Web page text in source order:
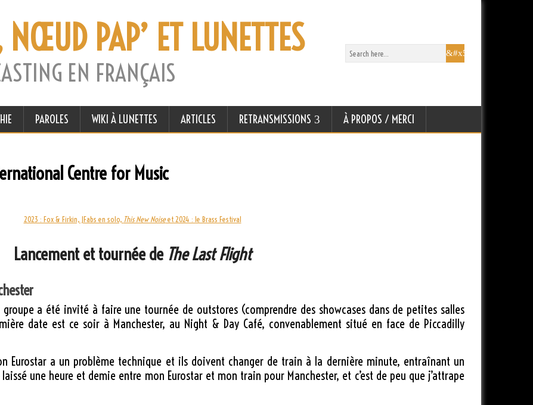
NŒUD PAP’ ET LUNETTES
EN FRANÇAIS
PAROLES WIKI À LUNETTES ARTICLES RETRANSMISSIONS À PROPOS / MERCI
Centre for Music
2023 : Fox & Firkin, JFabs en solo, This New Noiseet 2024 : le Brass Festival
Lancement et tournée de The Last Flight
a été invité à faire une tournée de outstores (comprendre des showcases dans de petites salles
date est ce soir à Manchester, au Night & Day Café, convenablement situé en face de Piccadilly
Eurostar a un problème technique et ils doivent changer de train à la dernière minute, entraînant un
laissé une heure et demie entre mon Eurostar et mon train pour Manchester, et c’est de peu que j’attrape